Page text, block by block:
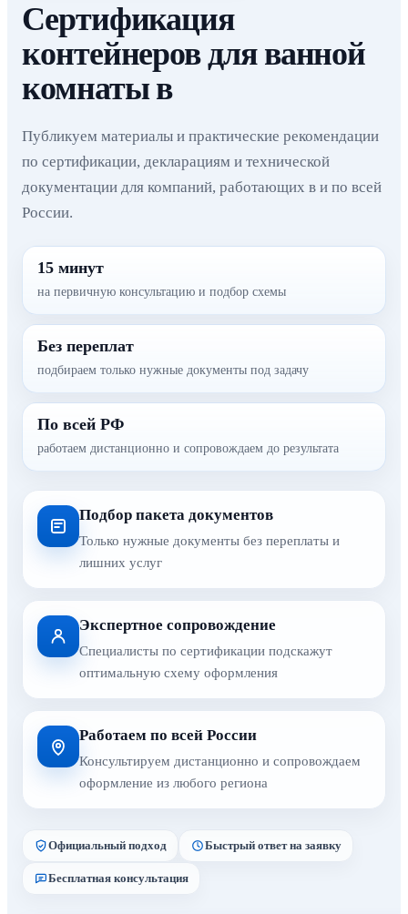
Сертификация
контейнеров для ванной
комнаты в
Публикуем материалы и практические рекомендации
по сертификации, декларациям и технической
документации для компаний, работающих в и по всей
России.
15 минут
на первичную консультацию и подбор схемы
Без переплат
подбираем только нужные документы под задачу
По всей РФ
работаем дистанционно и сопровождаем до результата
Подбор пакета документов
Только нужные документы без переплаты и
лишних услуг
Экспертное сопровождение
Специалисты по сертификации подскажут
оптимальную схему оформления
Работаем по всей России
Консультируем дистанционно и сопровождаем
оформление из любого региона
Официальный подход Быстрый ответ на заявку
Бесплатная консультация